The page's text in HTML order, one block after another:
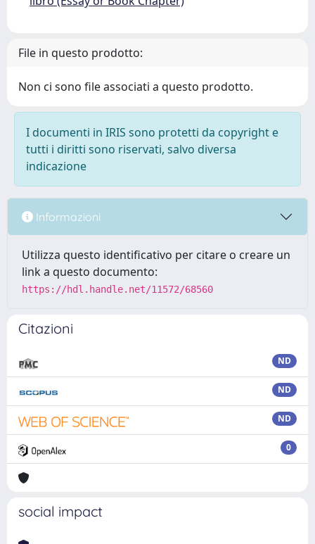
File in questo prodotto:
Non ci sono file associati a questo prodotto.
I documenti in IRIS sono protetti da copyright e
tutti i diritti sono riservati, salvo diversa
indicazione
Informazioni
Utilizza questo identificativo per citare o creare un
link a questo documento:
https://hdl.handle.net/11572/68560
Citazioni
ND
ND
ND
0
social impact